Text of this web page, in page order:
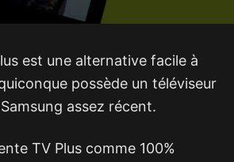
est une alternative facile à
possède un téléviseur
assez récent.
TV Plus comme 100%